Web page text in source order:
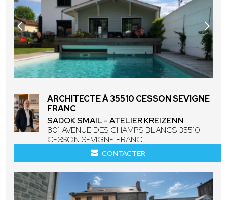
ARCHITECTE À 35510 CESSON SEVIGNE
FRANC
SADOK SMAIL - ATELIER KREIZENN
801 AVENUE DES CHAMPS BLANCS 35510
CESSON SEVIGNE FRANC
CONTACTER